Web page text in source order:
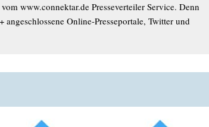
www.connektar.de Presseverteiler Service. Denn
Online-Presseportale, Twitter und